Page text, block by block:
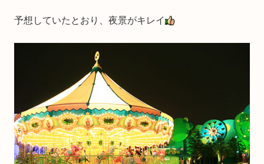
予想していたとおり、夜景がキレイ